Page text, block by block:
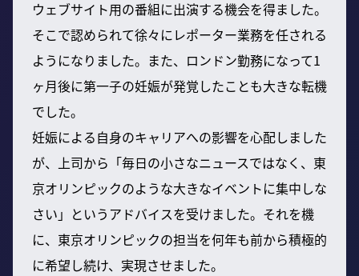
ウェブサイト用の番組に出演する機会を得ました。
そこで認められて徐々にレポーター業務を任される
ようになりました。また、ロンドン勤務になって1
ヶ月後に第一子の妊娠が発覚したことも大きな転機
でした。
妊娠による自身のキャリアへの影響を心配しました
が、上司から「毎日の小さなニュースではなく、東
京オリンピックのような大きなイベントに集中しな
さい」というアドバイスを受けました。それを機
に、東京オリンピックの担当を何年も前から積極的
に希望し続け、実現させました。